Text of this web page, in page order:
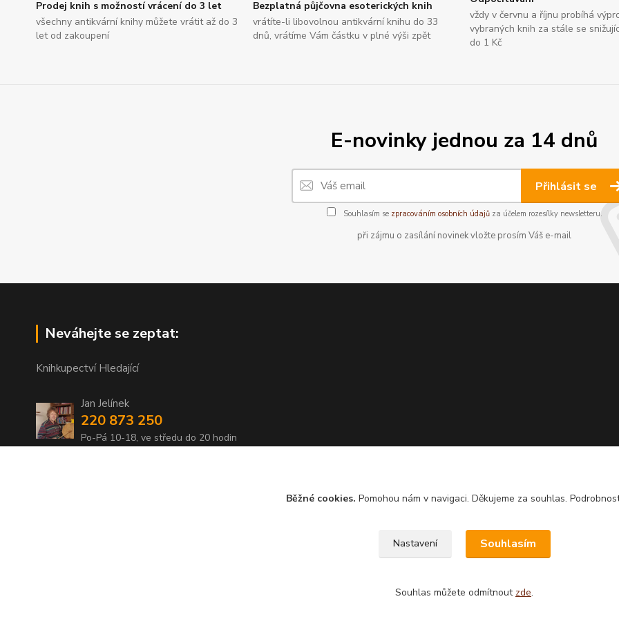
Prodej knih s možností vrácení do 3 let
všechny antikvární knihy můžete vrátit až do 3
let od zakoupení
Bezplatná půjčovna esoterických knih
vrátíte-li libovolnou antikvární knihu do 33
dnů, vrátíme Vám částku v plné výši zpět
vždy v červnu a říjnu probíhá
vybraných knih za stále se
do 1 Kč
E-novinky jednou za 14 dnů
Přihlásit se
Souhlasím se zpracováním osobních údajůza účelem rozesílky newsletteru.
při zájmu o zasílání novinek vložte prosím Váš e-mail
Neváhejte se zeptat:
Knihkupectví Hledající
Jan Jelínek
220 873 250
Po-Pá 10-18, ve středu do 20 hodin
Běžné cookies. Pomohou nám v navigaci. Děkujeme za souhlas.
Nastavení Souhlasím
Souhlas můžete odmítnout zde.